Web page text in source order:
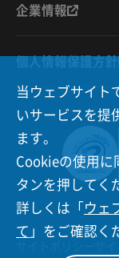
当ウェブサイト
いサービスを提
ます。
Cookieの使用に
タンを押してく
詳しくは「ウェ
て 」をご確認く
企業情報
個人情報保護方針